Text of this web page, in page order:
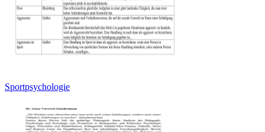
Sportpsychologie